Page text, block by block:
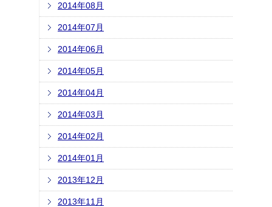
2014年08月
2014年07月
2014年06月
2014年05月
2014年04月
2014年03月
2014年02月
2014年01月
2013年12月
2013年11月